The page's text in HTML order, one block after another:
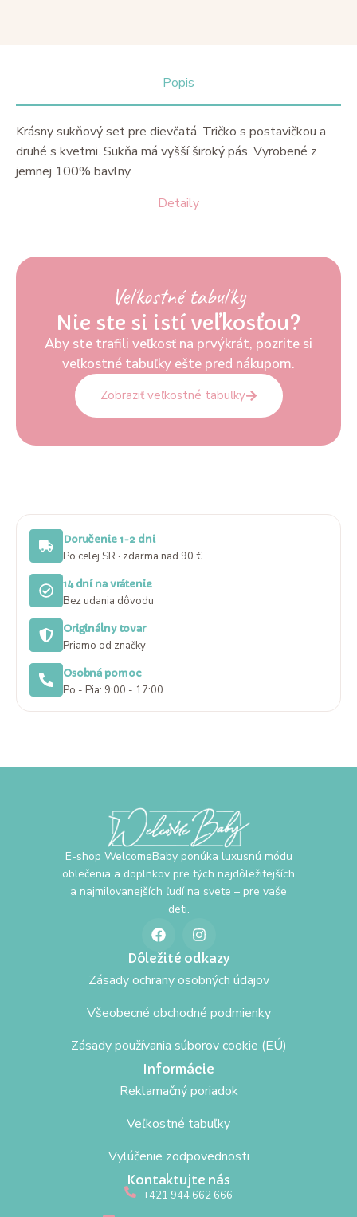
Popis
Detaily
Krásny sukňový set pre dievčatá. Tričko s postavičkou a
druhé s kvetmi. Sukňa má vyšší široký pás. Vyrobené z
jemnej 100% bavlny.
Veľkostné tabuľky
Nie ste si istí veľkosťou?
Aby ste trafili veľkosť na prvýkrát, pozrite si
veľkostné tabuľky ešte pred nákupom.
Zobraziť veľkostné tabuľky
Doručenie 1-2 dni
Po celej SR · zdarma nad 90 €
14 dní na vrátenie
Bez udania dôvodu
Originálny tovar
Priamo od značky
Osobná pomoc
Po - Pia: 9:00 - 17:00
E-shop WelcomeBaby ponúka luxusnú módu
oblečenia a doplnkov pre tých najdôležitejších
a najmilovanejších ľudí na svete – pre vaše
deti.
Dôležité odkazy
Zásady ochrany osobných údajov
Všeobecné obchodné podmienky
Zásady používania súborov cookie (EÚ)
Informácie
Reklamačný poriadok
Veľkostné tabuľky
Vylúčenie zodpovednosti
Kontaktujte nás
+421 944 662 666